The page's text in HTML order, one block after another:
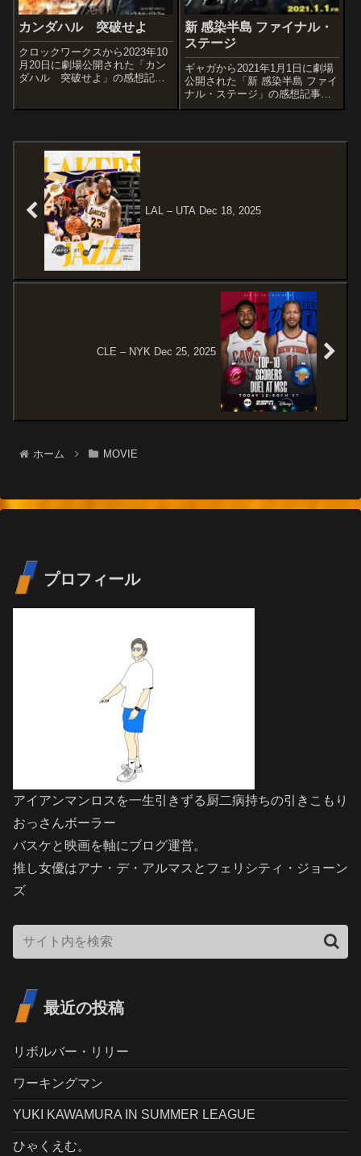
カンダハル 突破せよ
クロックワークスから2023年10
月20日に劇場公開された「カン
ダハル 突破せよ」の感想記事
ション作品。オススメ度あらす
じ＆予告...
新 感染半島 ファイナル・
ステージ
ギャガから2021年1月1日に劇場
公開された「新 感染半島 ファイ
ナル・ステージ」の感想記事で
す。韓国で大ヒットを記録し、
イナル・エクスプレス』(2016)
LAL – UTA Dec 18, 2025
CLE – NYK Dec 25, 2025
ホーム MOVIE
プロフィール
アイアンマンロスを一生引きずる厨二病持ちの引きこもり
おっさんボーラー
バスケと映画を軸にブログ運営。
推し女優はアナ・デ・アルマスとフェリシティ・ジョーン
ズ
最近の投稿
リボルバー・リリー
ワーキングマン
YUKI KAWAMURA IN SUMMER LEAGUE
ひゃくえむ。